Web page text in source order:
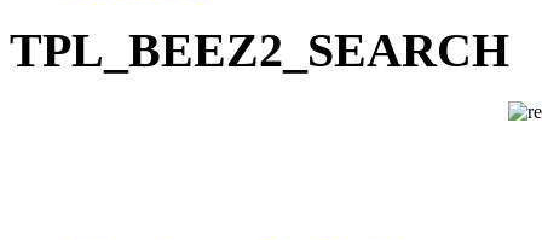
TPL_BEEZ2_SEARCH